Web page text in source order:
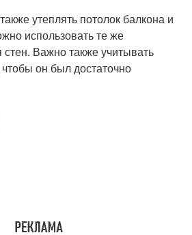
утеплять потолок балкона и
использовать те же
Важно также учитывать
он был достаточно